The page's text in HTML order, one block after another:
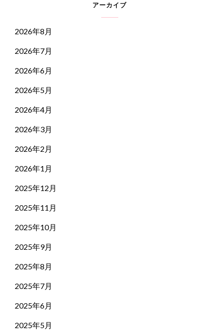
アーカイブ
2026年8月
2026年7月
2026年6月
2026年5月
2026年4月
2026年3月
2026年2月
2026年1月
2025年12月
2025年11月
2025年10月
2025年9月
2025年8月
2025年7月
2025年6月
2025年5月